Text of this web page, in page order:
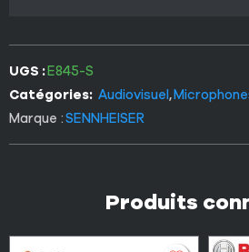
UGS :E845-S
Catégories: Audiovisuel,
Marque :SENNHEISER
Produits